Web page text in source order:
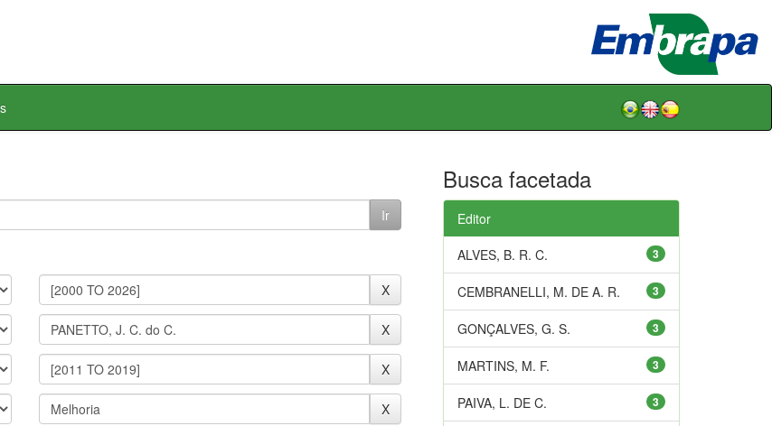
Busca facetada
Editor
3
ALVES, B. R. C.
3
CEMBRANELLI, M. DE A. R.
3
GONÇALVES, G. S.
3
MARTINS, M. F.
3
PAIVA, L. DE C.